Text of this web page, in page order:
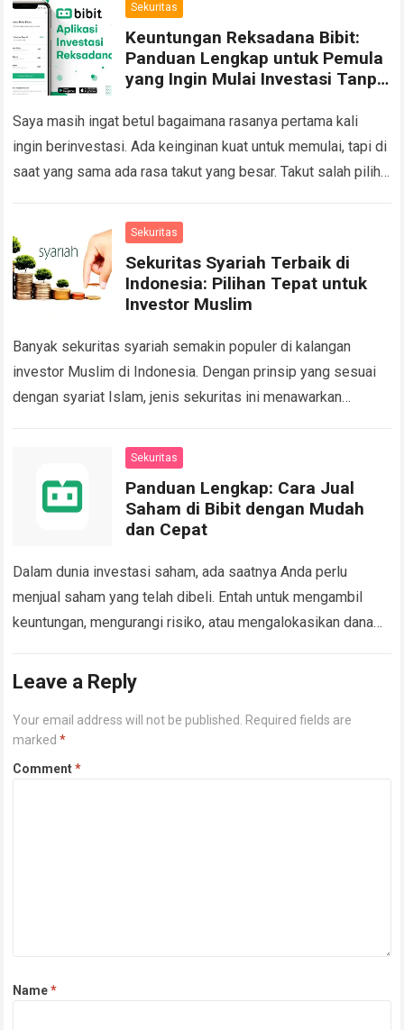
Sekuritas
Keuntungan Reksadana Bibit:
Panduan Lengkap untuk Pemula
yang Ingin Mulai Investasi Tanpa
Saya masih ingat betul bagaimana rasanya pertama kali
ingin berinvestasi. Ada keinginan kuat untuk memulai, tapi di
saat yang sama ada rasa takut yang besar. Takut salah pilih,
Sekuritas
Sekuritas Syariah Terbaik di
Indonesia: Pilihan Tepat untuk
Investor Muslim
Banyak sekuritas syariah semakin populer di kalangan
investor Muslim di Indonesia. Dengan prinsip yang sesuai
dengan syariat Islam, jenis sekuritas ini menawarkan
Sekuritas
Panduan Lengkap: Cara Jual
Saham di Bibit dengan Mudah
dan Cepat
Dalam dunia investasi saham, ada saatnya Anda perlu
menjual saham yang telah dibeli. Entah untuk mengambil
keuntungan, mengurangi risiko, atau mengalokasikan dana
Leave a Reply
Your email address will not be published.
Required fields are
marked*
Comment*
Name*